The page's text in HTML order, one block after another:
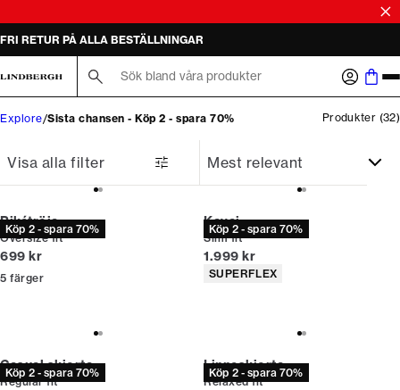
FRI RETUR PÅ ALLA BESTÄLLNINGAR
Explore Sista chansen - Köp 2 - spara 70% Produkter (32)
Visa alla filter
Köp 2 - spara 70%
Pikétröja
Oversize fit
Nuvarande pris
699 kr
5 färger
Köp 2 - spara 70%
Kavaj
Slim fit
Nuvarande pris
1.999 kr
Produktattribut
SUPERFLEX
Köp 2 - spara 70%
Casual skjorta
Regular fit
Köp 2 - spara 70%
Linneskjorta
Relaxed fit